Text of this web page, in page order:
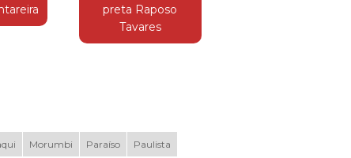
preta Raposo
Tavares
Morumbi Paraíso Paulista